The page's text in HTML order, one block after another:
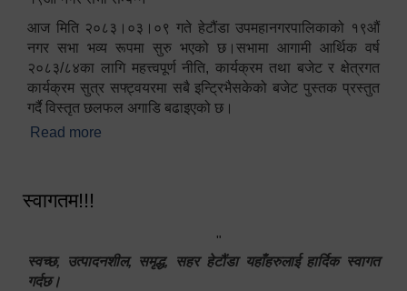
आज मिति २०८३।०३।०९ गते हेटौंडा उपमहानगरपालिकाको १९औं
नगर सभा भव्य रूपमा सुरु भएको छ।सभामा आगामी आर्थिक वर्ष
२०८३/८४का लागि महत्त्वपूर्ण नीति, कार्यक्रम तथा बजेट र क्षेत्रगत
कार्यक्रम सुत्र सफ्ट्वयरमा सबै इन्ट्रिभैसकेको बजेट पुस्तक प्रस्तुत
गर्दै विस्तृत छलफल अगाडि बढाइएको छ।
Read more
स्वागतम!!!
"
स्वच्छ, उत्पादनशील, समृद्ध, सहर हेटौंडा यहाँहरुलाई हार्दिक स्वागत
गर्दछ।